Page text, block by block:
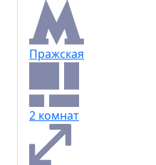
Пражская
2 комнат